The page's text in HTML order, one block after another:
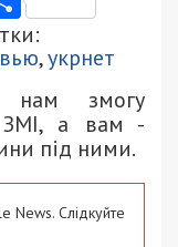
,укрнет
нам змогу
ЗМІ, а вам -
під ними.
News. Слідкуйте